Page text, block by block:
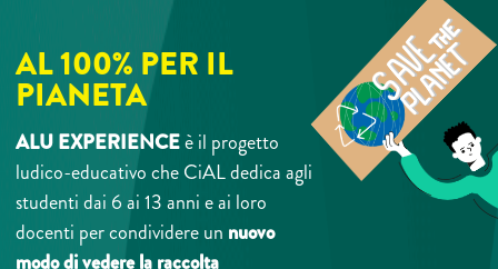
AL 100% PER IL
PIANETA
ALU EXPERIENCEè il progetto
ludico-educativo che CiAL dedica agli
studenti dai 6 ai 13 anni e ai loro
docenti per condividere un nuovo
modo di vedere la raccolta